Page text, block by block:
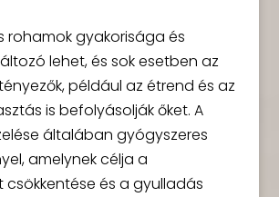
rohamok gyakorisága és
lehet, és sok esetben az
például az étrend és az
is befolyásolják őket. A
általában gyógyszeres
amelynek célja a
csökkentése és a gyulladás